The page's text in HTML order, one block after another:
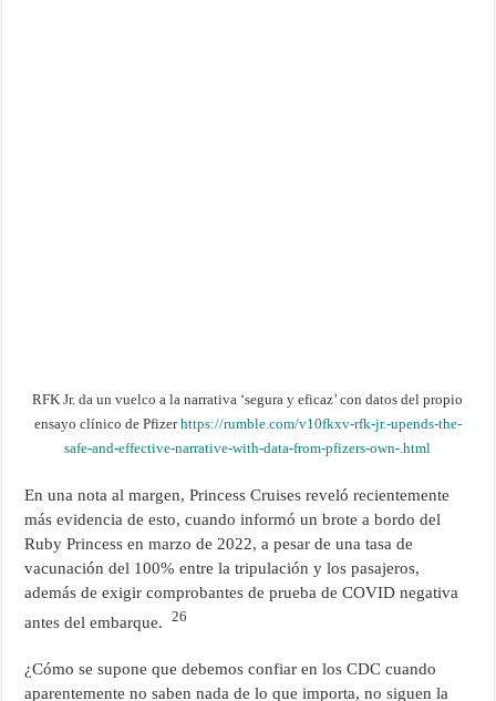
RFK Jr. da un vuelco a la narrativa ‘segura y eficaz’ con datos del propio
ensayo clínico de Pfizerhttps://rumble.com/v10fkxv-rfk-jr.-upends-the-
safe-and-effective-narrative-with-data-from-pfizers-own-.html
En una nota al margen, Princess Cruises reveló recientemente
más evidencia de esto, cuando informó un brote a bordo del
Ruby Princess en marzo de 2022, a pesar de una tasa de
vacunación del 100% entre la tripulación y los pasajeros,
además de exigir comprobantes de prueba de COVID negativa
antes del embarque.26
¿Cómo se supone que debemos confiar en los CDC cuando
aparentemente no saben nada de lo que importa, no siguen la